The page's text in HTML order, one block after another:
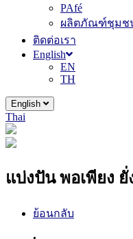
PAfé
ผลิตภัณฑ์ชุมชน
ติดต่อเรา
English
EN
TH
English
Thai
แบ่งปัน พอเพียง ยั่
ย้อนกลับ